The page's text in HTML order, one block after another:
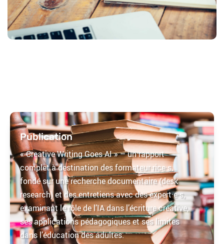
Publication
« Creative Writing Goes AI » – un rapport
complet à destination des formateur·rice·s,
fondé sur une recherche documentaire (desk
research) et des entretiens avec des expert·e·s,
examinant le rôle de l’IA dans l’écriture créative,
ses applications pédagogiques et ses limites
dans l’éducation des adultes.